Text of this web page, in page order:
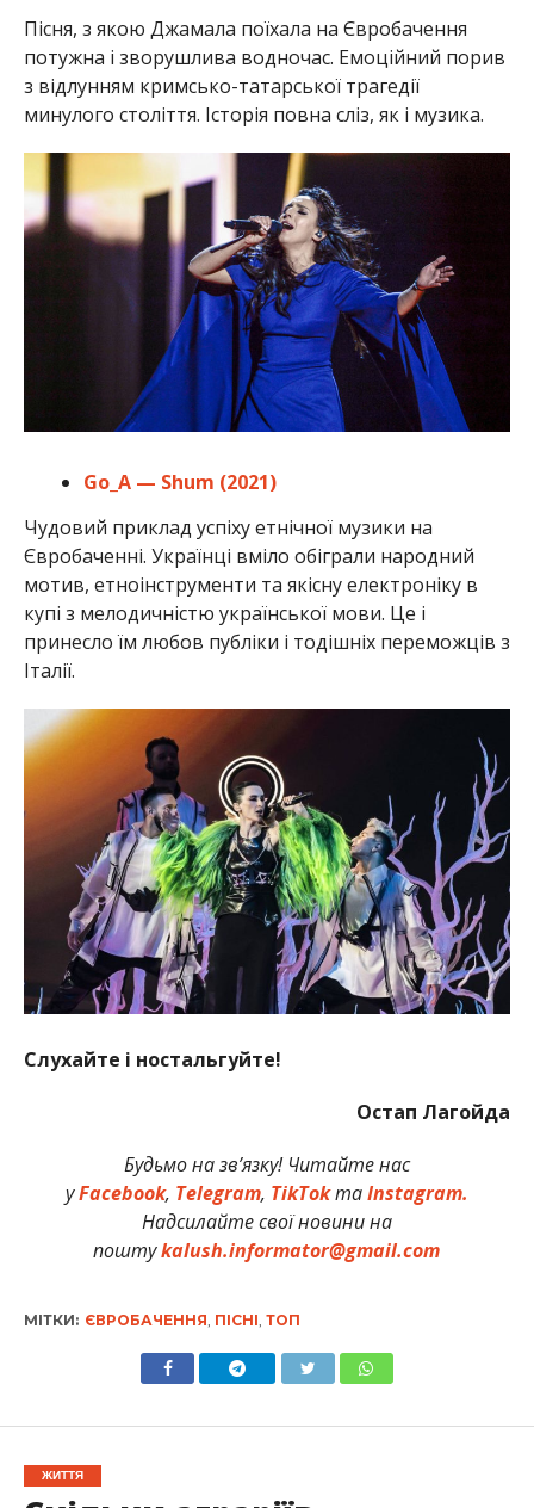
Пісня, з якою Джамала поїхала на Євробачення
потужна і зворушлива водночас. Емоційний порив
з відлунням кримсько-татарської трагедії
минулого століття. Історія повна сліз, як і музика.
Go_A — Shum (2021)
Чудовий приклад успіху етнічної музики на
Євробаченні. Українці вміло обіграли народний
мотив, етноінструменти та якісну електроніку в
купі з мелодичністю української мови. Це і
принесло їм любов публіки і тодішніх переможців з
Італії.
Слухайте і ностальгуйте!
Остап Лагойда
Будьмо на зв’язку! Читайте нас
уFacebook, Telegram, TikTokтаInstagram.
Надсилайте свої новини на
поштуkalush.informator@gmail.com
МІТКИ: ЄВРОБАЧЕННЯ ПІСНІ ТОП
ЖИТТЯ